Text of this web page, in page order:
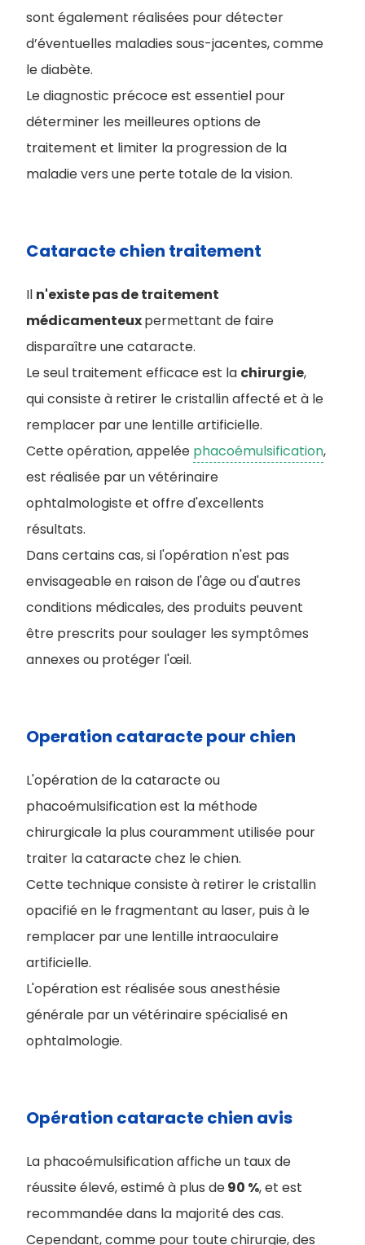
sont également réalisées pour détecter
d’éventuelles maladies sous-jacentes, comme
le diabète.
Le diagnostic précoce est essentiel pour
déterminer les meilleures options de
traitement et limiter la progression de la
maladie vers une perte totale de la vision.
Cataracte chien traitement
Il n'existe pas de traitement
médicamenteuxpermettant de faire
disparaître une cataracte.
Le seul traitement efficace est la chirurgie,
qui consiste à retirer le cristallin affecté et à le
remplacer par une lentille artificielle.
Cette opération, appelée phacoémulsification,
est réalisée par un vétérinaire
ophtalmologiste et offre d'excellents
résultats.
Dans certains cas, si l'opération n'est pas
envisageable en raison de l'âge ou d'autres
conditions médicales, des produits peuvent
être prescrits pour soulager les symptômes
annexes ou protéger l'œil.
Operation cataracte pour chien
L'opération de la cataracte ou
phacoémulsification est la méthode
chirurgicale la plus couramment utilisée pour
traiter la cataracte chez le chien.
Cette technique consiste à retirer le cristallin
opacifié en le fragmentant au laser, puis à le
remplacer par une lentille intraoculaire
artificielle.
L'opération est réalisée sous anesthésie
générale par un vétérinaire spécialisé en
ophtalmologie.
Opération cataracte chien avis
La phacoémulsification affiche un taux de
réussite élevé, estimé à plus de90 %, et est
recommandée dans la majorité des cas.
Cependant, comme pour toute chirurgie, des